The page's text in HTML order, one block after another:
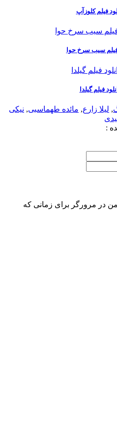
فیلم کلوزآپ
فیلم سیب سرخ حوا
فیلم گیلدا
, لیلا زارع, مائده طهماسبی, نیکی
:
در مرورگر برای زمانی که